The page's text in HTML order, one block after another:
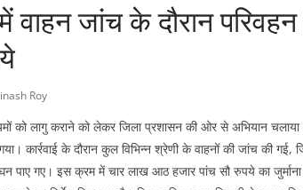
वाहन जांच के दौरान
Roy
को लागु कराने को लेकर जिला प्रशासन की ओर से अभियान
गया। कार्रवाई के दौरान कुल विभिन्न श्रेणी के वाहनों की जांच की
पाए गए। इस क्रम में चार लाख आठ हजार पांच सौ रुपये का जुर्माना